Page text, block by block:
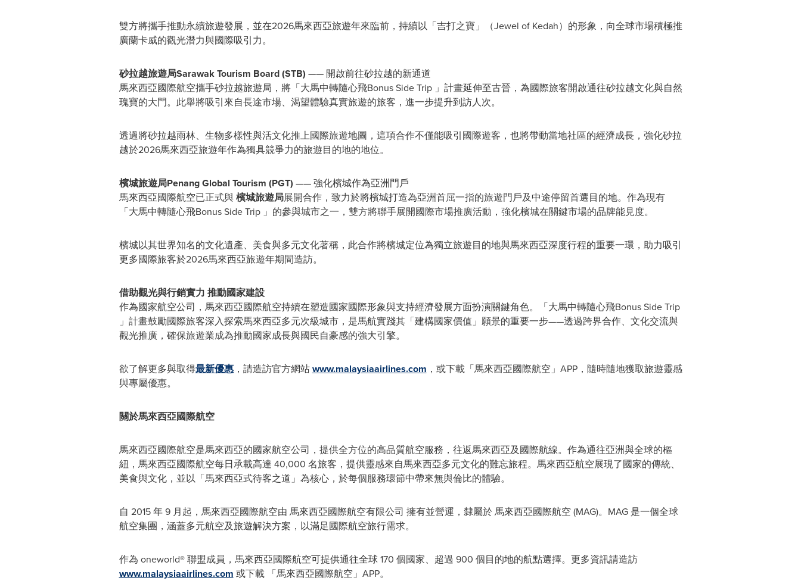
雙方將攜手推動永續旅遊發展，並在2026馬來西亞旅遊年來臨前，持續以「吉打之寶」（Jewel of Kedah）的形象，向全球市場積極推
廣蘭卡威的觀光潛力與國際吸引力。
砂拉越旅遊局Sarawak Tourism Board (STB) —— 開啟前往砂拉越的新通道
馬來西亞國際航空攜手砂拉越旅遊局，將「大馬中轉隨心飛Bonus Side Trip 」計畫延伸至古晉，為國際旅客開啟通往砂拉越文化與自然
瑰寶的大門。此舉將吸引來自長途市場、渴望體驗真實旅遊的旅客，進一步提升到訪人次。
透過將砂拉越雨林、生物多樣性與活文化推上國際旅遊地圖，這項合作不僅能吸引國際遊客，也將帶動當地社區的經濟成長，強化砂拉
越於2026馬來西亞旅遊年作為獨具競爭力的旅遊目的地的地位。
檳城旅遊局Penang Global Tourism (PGT) —— 強化檳城作為亞洲門戶
馬來西亞國際航空已正式與檳城旅遊局展開合作，致力於將檳城打造為亞洲首屈一指的旅遊門戶及中途停留首選目的地。作為現有
「大馬中轉隨心飛Bonus Side Trip 」的參與城市之一，雙方將聯手展開國際市場推廣活動，強化檳城在關鍵市場的品牌能見度。
檳城以其世界知名的文化遺產、美食與多元文化著稱，此合作將檳城定位為獨立旅遊目的地與馬來西亞深度行程的重要一環，助力吸引
更多國際旅客於2026馬來西亞旅遊年期間造訪。
借助觀光與行銷實力 推動國家建設
作為國家航空公司，馬來西亞國際航空持續在塑造國家國際形象與支持經濟發展方面扮演關鍵角色。「大馬中轉隨心飛Bonus Side Trip
」計畫鼓勵國際旅客深入探索馬來西亞多元次級城市，是馬航實踐其「建構國家價值」願景的重要一步——透過跨界合作、文化交流與
觀光推廣，確保旅遊業成為推動國家成長與國民自豪感的強大引擎。
欲了解更多與取得最新優惠，請造訪官方網站www.malaysiaairlines.com ，或下載「馬來西亞國際航空」APP，隨時隨地獲取旅遊靈感
與專屬優惠。
關於馬來西亞國際航空
馬來西亞國際航空是馬來西亞的國家航空公司，提供全方位的高品質航空服務，往返馬來西亞及國際航線。作為通往亞洲與全球的樞
紐，馬來西亞國際航空每日承載高達 40,000 名旅客，提供靈感來自馬來西亞多元文化的難忘旅程。馬來西亞航空展現了國家的傳統、
美食與文化，並以「馬來西亞式待客之道」為核心，於每個服務環節中帶來無與倫比的體驗。
自 2015 年 9 月起，馬來西亞國際航空由 馬來西亞國際航空有限公司 擁有並營運，隸屬於 馬來西亞國際航空 (MAG)。MAG 是一個全球
航空集團，涵蓋多元航空及旅遊解決方案，以滿足國際航空旅行需求。
作為 oneworld® 聯盟成員，馬來西亞國際航空可提供通往全球 170 個國家、超過 900 個目的地的航點選擇。更多資訊請造訪
www.malaysiaairlines.com 或下載 「馬來西亞國際航空」APP。